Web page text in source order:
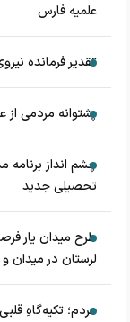
علمیه فارس
تقدیر فرمانده
پشتوانه مردمی
چشم‌ انداز
تحصیلی جدید
طرح میدان یار
لرستان در میدان
مردم؛ تکیه‌گاهِ